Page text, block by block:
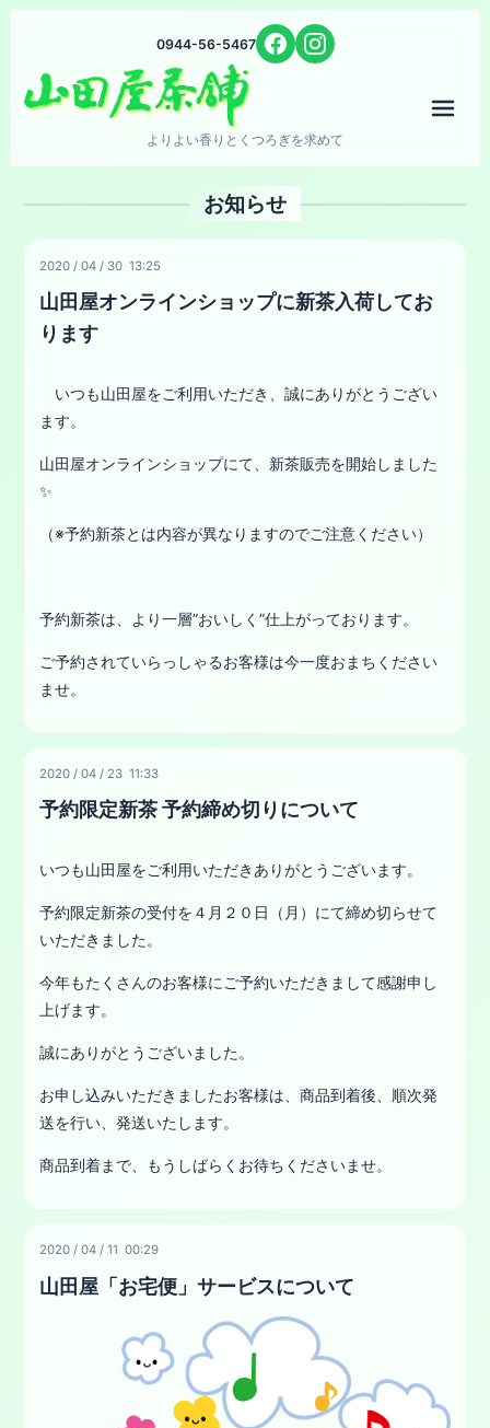
0944-56-5467
よりよい香りとくつろぎを求めて
お知らせ
2020 /04 / 30 13:25
山田屋オンラインショップに新茶入荷してお
ります
いつも山田屋をご利用いただき、誠にありがとうござい
ます。
山田屋オンラインショップにて、新茶販売を開始しました
✨
（※予約新茶とは内容が異なりますのでご注意ください）
予約新茶は、より一層”おいしく”仕上がっております。
ご予約されていらっしゃるお客様は今一度おまちください
ませ。
2020 /04 / 23 11:33
予約限定新茶 予約締め切りについて
いつも山田屋をご利用いただきありがとうございます。
予約限定新茶の受付を４月２０日（月）にて締め切らせて
いただきました。
今年もたくさんのお客様にご予約いただきまして感謝申し
上げます。
誠にありがとうございました。
お申し込みいただきましたお客様は、商品到着後、順次発
送を行い、発送いたします。
商品到着まで、もうしばらくお待ちくださいませ。
2020 /04 /11 00:29
山田屋「お宅便」サービスについて